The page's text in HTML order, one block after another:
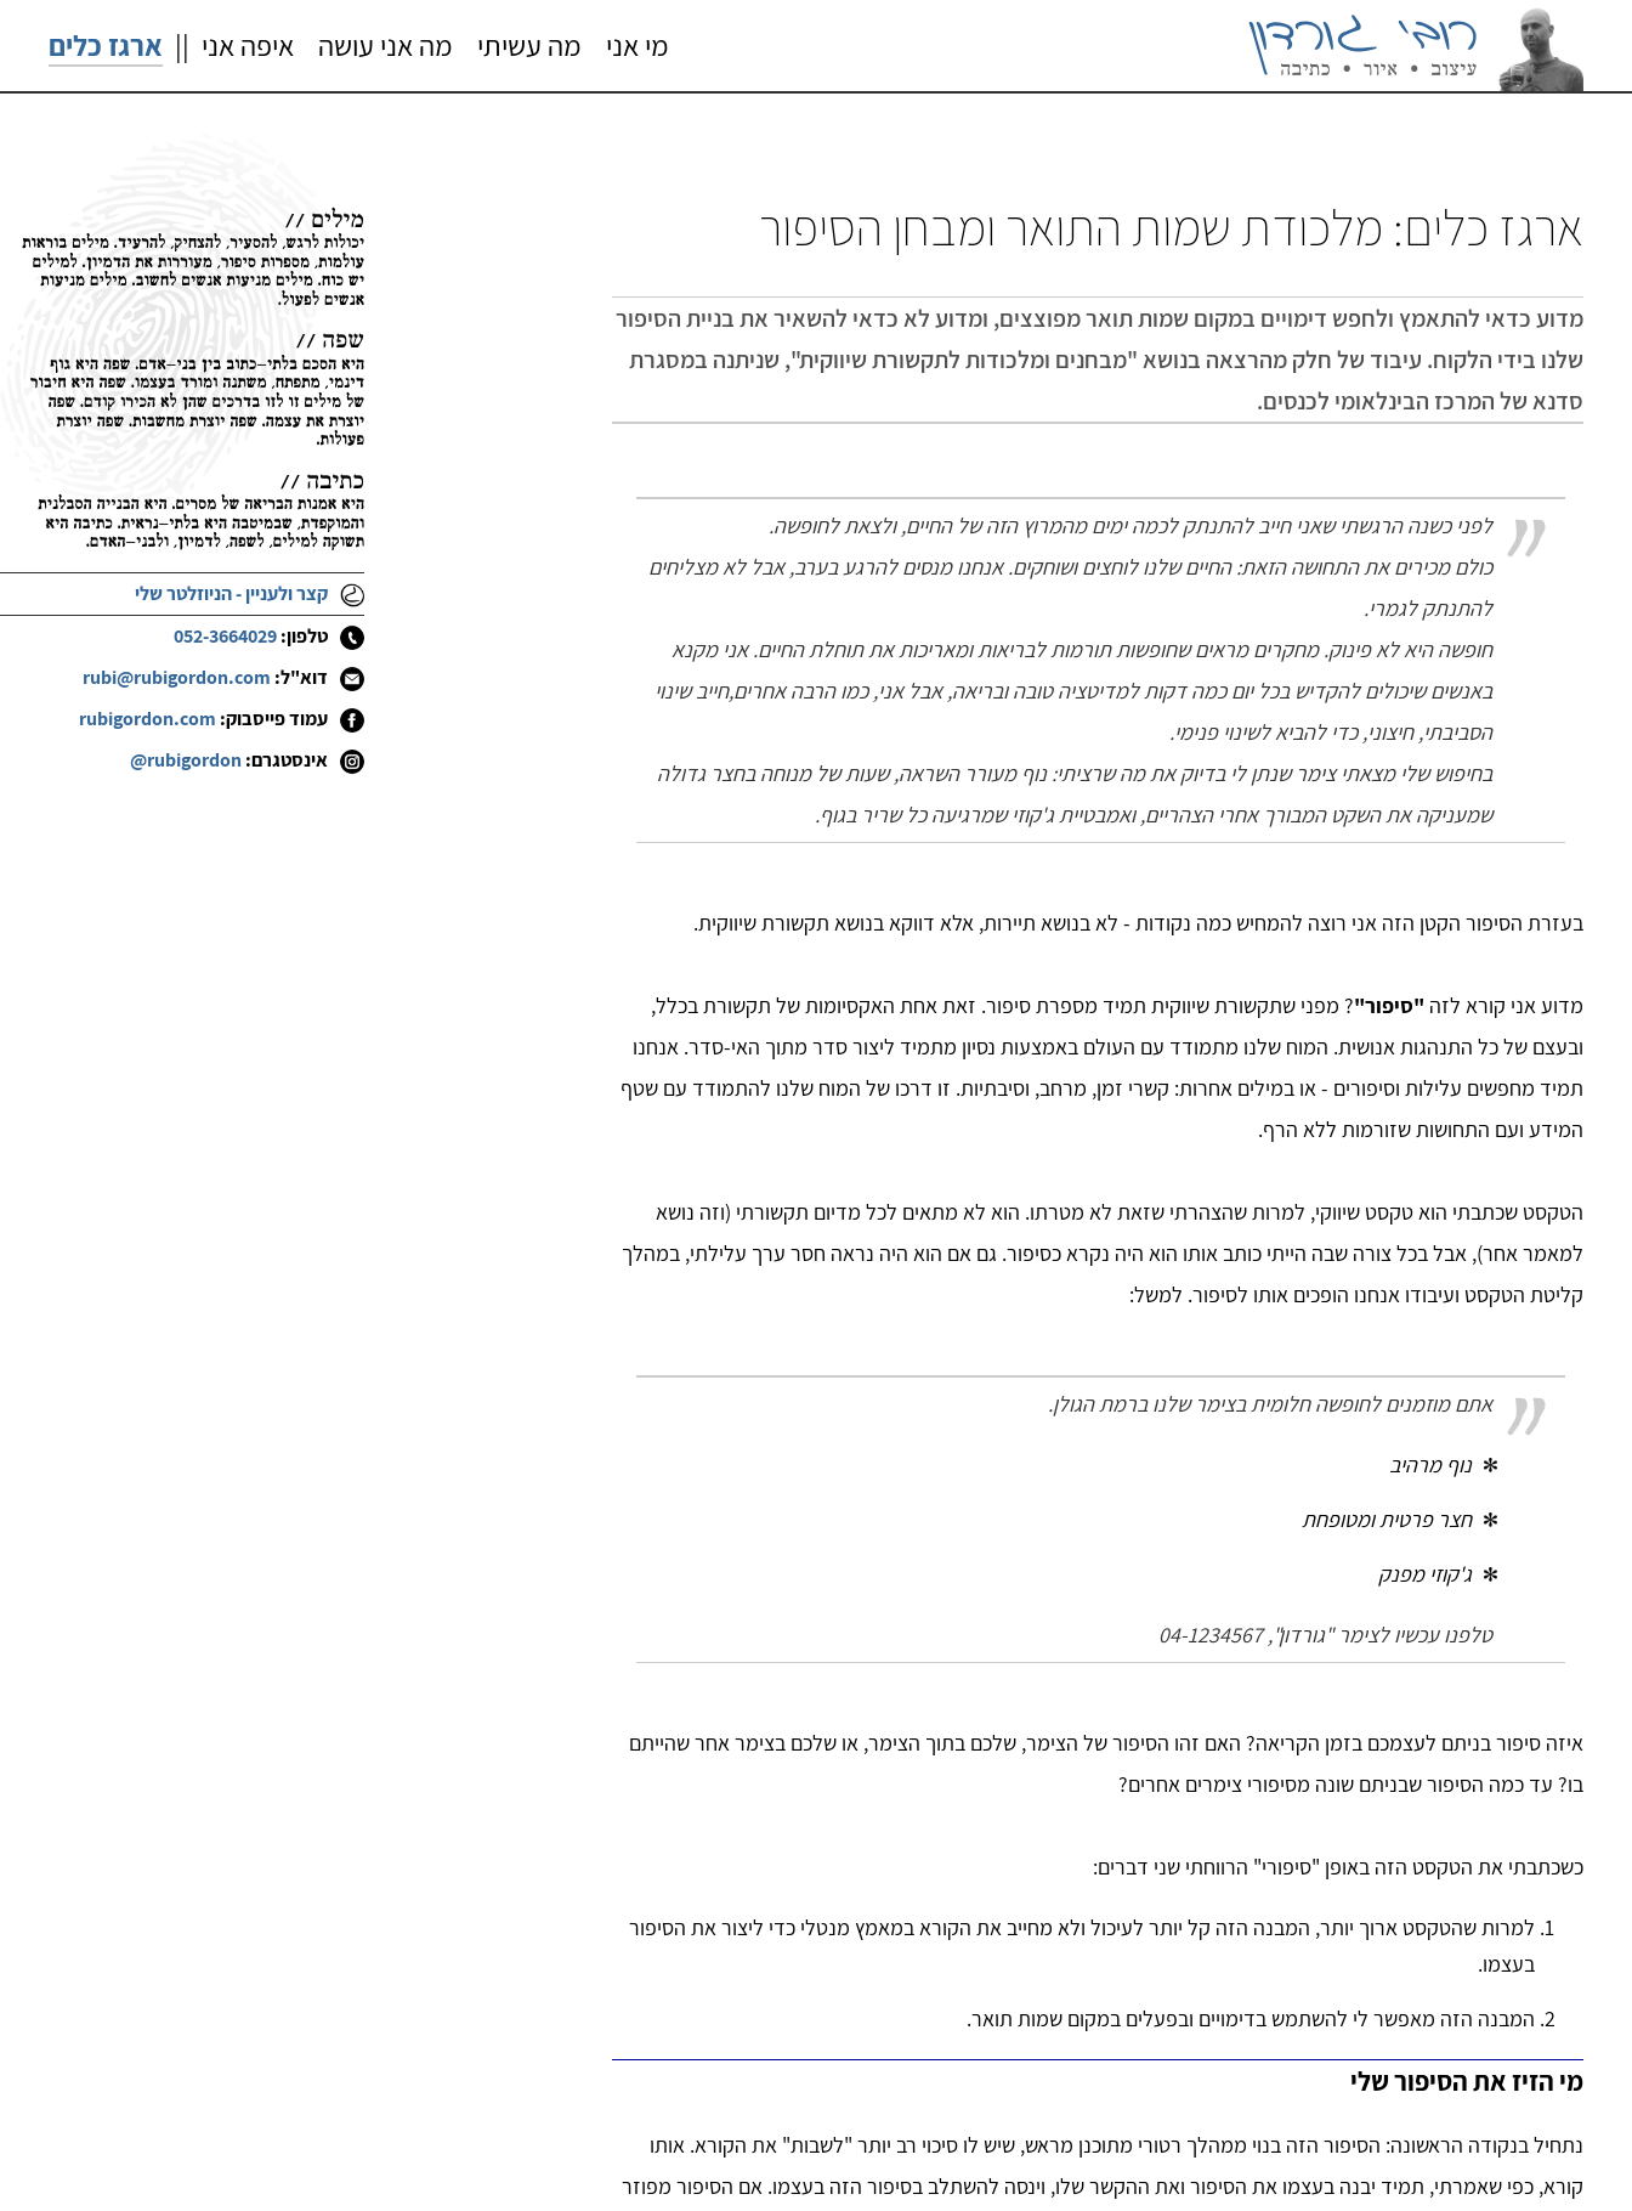
מי אני מה עשיתי מה אני עושה איפה אני || ארגז כלים
ארגז כלים: מלכודת שמות התואר ומבחן הסיפור
מדוע כדאי להתאמץ ולחפש דימויים במקום שמות תואר מפוצצים, ומדוע לא כדאי להשאיר את בניית הסיפור
שלנו בידי הלקוח. עיבוד של חלק מהרצאה בנושא "מבחנים ומלכודות לתקשורת שיווקית", שניתנה במסגרת
סדנא של המרכז הבינלאומי לכנסים.
לפני כשנה הרגשתי שאני חייב להתנתק לכמה ימים מהמרוץ הזה של החיים, ולצאת לחופשה.
כולם מכירים את התחושה הזאת: החיים שלנו לוחצים ושוחקים. אנחנו מנסים להרגע בערב, אבל לא מצליחים
להתנתק לגמרי.
חופשה היא לא פינוק. מחקרים מראים שחופשות תורמות לבריאות ומאריכות את תוחלת החיים. אני מקנא
באנשים שיכולים להקדיש בכל יום כמה דקות למדיטציה טובה ובריאה, אבל אני, כמו הרבה אחרים,חייב שינוי
הסביבתי, חיצוני, כדי להביא לשינוי פנימי.
בחיפוש שלי מצאתי צימר שנתן לי בדיוק את מה שרציתי: נוף מעורר השראה, שעות של מנוחה בחצר גדולה
שמעניקה את השקט המבורך אחרי הצהריים, ואמבטיית ג'קוזי שמרגיעה כל שריר בגוף.
בעזרת הסיפור הקטן הזה אני רוצה להמחיש כמה נקודות - לא בנושא תיירות, אלא דווקא בנושא תקשורת שיווקית.
מדוע אני קורא לזה "סיפור"? מפני שתקשורת שיווקית תמיד מספרת סיפור. זאת אחת האקסיומות של תקשורת בכלל,
ובעצם של כל התנהגות אנושית. המוח שלנו מתמודד עם העולם באמצעות נסיון מתמיד ליצור סדר מתוך האי-סדר. אנחנו
תמיד מחפשים עלילות וסיפורים - או במילים אחרות: קשרי זמן, מרחב, וסיבתיות. זו דרכו של המוח שלנו להתמודד עם שטף
המידע ועם התחושות שזורמות ללא הרף.
הטקסט שכתבתי הוא טקסט שיווקי, למרות שהצהרתי שזאת לא מטרתו. הוא לא מתאים לכל מדיום תקשורתי (וזה נושא
למאמר אחר), אבל בכל צורה שבה הייתי כותב אותו הוא היה נקרא כסיפור. גם אם הוא היה נראה חסר ערך עלילתי, במהלך
קליטת הטקסט ועיבודו אנחנו הופכים אותו לסיפור. למשל:
אתם מוזמנים לחופשה חלומית בצימר שלנו ברמת הגולן.
נוף מרהיב
חצר פרטית ומטופחת
ג'קוזי מפנק
טלפנו עכשיו לצימר "גורדון", 04-1234567
איזה סיפור בניתם לעצמכם בזמן הקריאה? האם זהו הסיפור של הצימר, שלכם בתוך הצימר, או שלכם בצימר אחר שהייתם
בו? עד כמה הסיפור שבניתם שונה מסיפורי צימרים אחרים?
כשכתבתי את הטקסט הזה באופן "סיפורי" הרווחתי שני דברים:
למרות שהטקסט ארוך יותר, המבנה הזה קל יותר לעיכול ולא מחייב את הקורא במאמץ מנטלי כדי ליצור את הסיפור
בעצמו.
המבנה הזה מאפשר לי להשתמש בדימויים ובפעלים במקום שמות תואר.
מי הזיז את הסיפור שלי
נתחיל בנקודה הראשונה: הסיפור הזה בנוי ממהלך רטורי מתוכנן מראש, שיש לו סיכוי רב יותר "לשבות" את הקורא. אותו
קורא, כפי שאמרתי, תמיד יבנה בעצמו את הסיפור ואת ההקשר שלו, וינסה להשתלב בסיפור הזה בעצמו. אם הסיפור מפוזר
קצר ולעניין - הניוזלטר שלי
טלפון:052-3664029
דוא"ל: rubi@rubigordon.com
עמוד פייסבוק: rubigordon.com
אינסטגרם: @rubigordon